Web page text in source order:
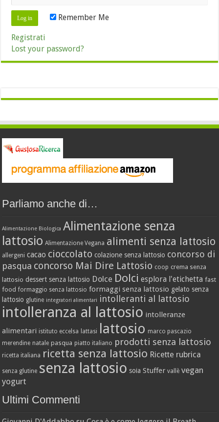
Remember Me
Registrati
Lost your password?
Parliamo anche di…
Alimentazione Biologica Alimentazione senza
lattosio Alimentazione Vegana alimenti senza lattosio
allergeni cacao cioccolato colazione senza lattosio concorso di
pasqua concorso Mai Dire Lattosio coop crema senza
lattosio dessert senza lattosio Dolce Dolci esplora l'etichetta fast
food formaggio senza lattosio formaggi senza lattosio gelato senza
lattosio glutine integratori alimentari intolleranti al lattosio
intolleranza al lattosio intolleranze
alimentari istituto eccelsa lattasi lattosio marco pascazio
merendine natale pasqua piatto italiano prodotti senza lattosio
ricetta italiana ricetta senza lattosio Ricette rubrica
senza glutine senza lattosio soia Stuffer vallè vegan
yogurt
Ultimi Commenti